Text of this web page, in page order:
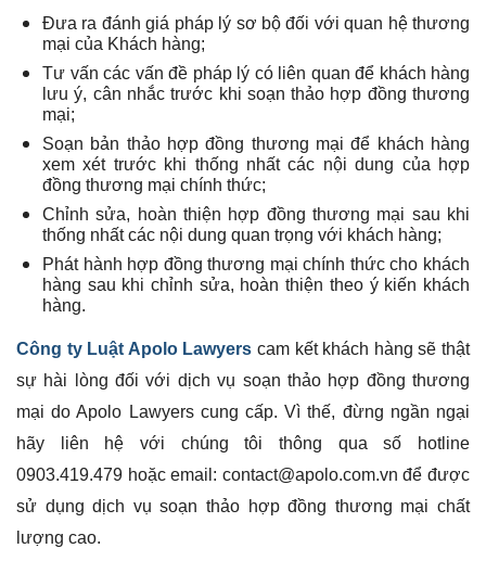
Đưa ra đánh giá pháp lý sơ bộ đối với quan hệ thương
mại của Khách hàng;
Tư vấn các vấn đề pháp lý có liên quan để khách hàng
lưu ý, cân nhắc trước khi soạn thảo hợp đồng thương
mại;
Soạn bản thảo hợp đồng thương mại để khách hàng
xem xét trước khi thống nhất các nội dung của hợp
đồng thương mại chính thức;
Chỉnh sửa, hoàn thiện hợp đồng thương mại sau khi
thống nhất các nội dung quan trọng với khách hàng;
Phát hành hợp đồng thương mại chính thức cho khách
hàng sau khi chỉnh sửa, hoàn thiện theo ý kiến khách
hàng.
Công ty Luật Apolo Lawyers cam kết khách hàng sẽ thật
sự hài lòng đối với dịch vụ soạn thảo hợp đồng thương
mại do Apolo Lawyers cung cấp. Vì thế, đừng ngần ngại
hãy liên hệ với chúng tôi thông qua số hotline
0903.419.479 hoặc email: contact@apolo.com.vn để được
sử dụng dịch vụ soạn thảo hợp đồng thương mại chất
lượng cao.